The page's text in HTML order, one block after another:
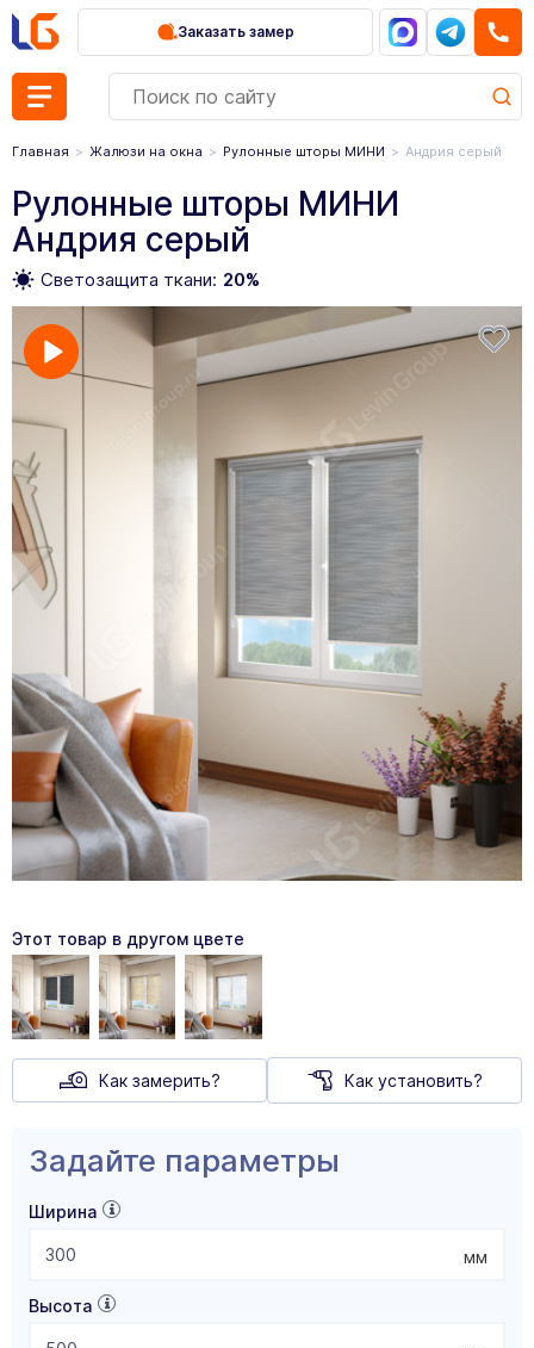
Заказать замер
Главная Жалюзи на окна Рулонные шторы МИНИ Андрия серый
Рулонные шторы МИНИ
Андрия серый
Светозащита ткани: 20%
Этот товар в другом цвете
Как замерить? Как установить?
Задайте параметры
Ширина
мм
Высота